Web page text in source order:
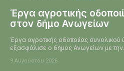
Έργα αγροτικής
στον δήμο Ανωγείων
Έργα αγροτικής οδοποιίας
εξασφάλισε ο δήμος Ανωγείων με
9 Αυγούστου 2026